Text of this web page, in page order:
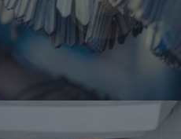
métalique